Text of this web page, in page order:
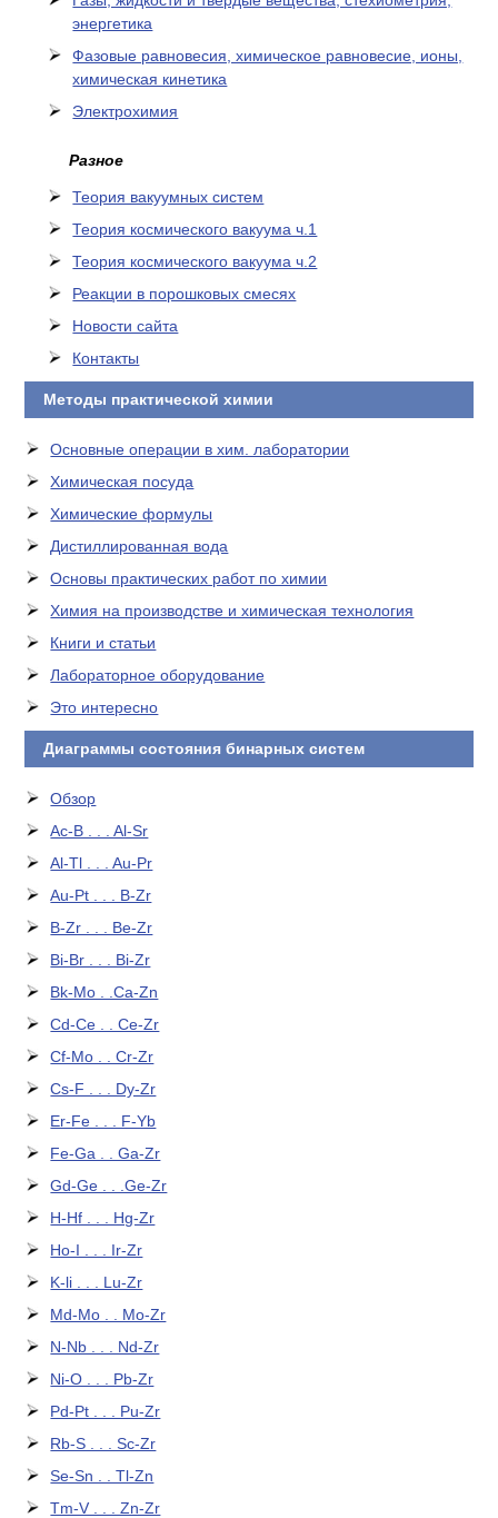
энергетика
Фазовые равновесия, химическое равновесие, ионы,
химическая кинетика
Электрохимия
Разное
Теория вакуумных систем
Теория космического вакуума ч.1
Теория космического вакуума ч.2
Реакции в порошковых смесях
Новости сайта
Контакты
Методы практической химии
Основные операции в хим. лаборатории
Химическая посуда
Химические формулы
Дистиллированная вода
Основы практических работ по химии
Химия на производстве и химическая технология
Книги и статьи
Лабораторное оборудование
Это интересно
Диаграммы состояния бинарных систем
Обзор
Ac-B . . . Al-Sr
Al-Tl . . . Au-Pr
Au-Pt . . . B-Zr
B-Zr . . . Be-Zr
Bi-Br . . . Bi-Zr
Bk-Mo . .Ca-Zn
Cd-Ce . . Ce-Zr
Cf-Mo . . Cr-Zr
Cs-F . . . Dy-Zr
Er-Fe . . . F-Yb
Fe-Ga . . Ga-Zr
Gd-Ge . . .Ge-Zr
H-Hf . . . Hg-Zr
Ho-I . . . Ir-Zr
K-li . . . Lu-Zr
Md-Mo . . Mo-Zr
N-Nb . . . Nd-Zr
Ni-O . . . Pb-Zr
Pd-Pt . . . Pu-Zr
Rb-S . . . Sc-Zr
Se-Sn . . Tl-Zn
Tm-V . . . Zn-Zr